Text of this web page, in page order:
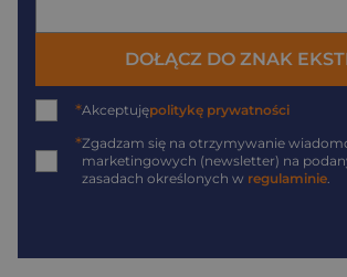
DOŁĄCZ DO ZNAK
*Akceptujępolitykę prywatności
*Zgadzam się na otrzymywanie
marketingowych (newsletter) na
zasadach określonych w regulaminie.